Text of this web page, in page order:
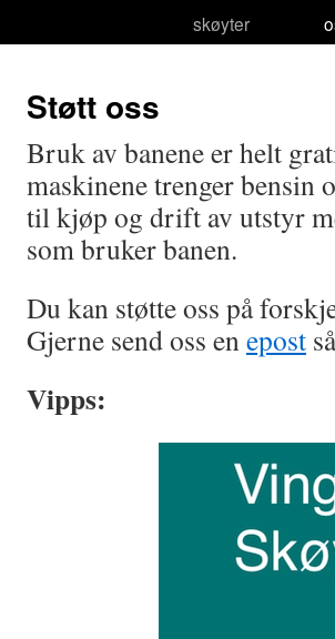
skøyter
Støtt oss
Bruk av banene er helt
maskinene trenger bensin
til kjøp og drift av utstyr
som bruker banen.
Du kan støtte oss på
Gjerne send oss enepost
Vipps: